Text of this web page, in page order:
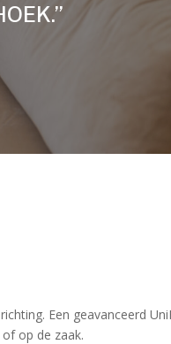
Een geavanceerd
op de zaak.